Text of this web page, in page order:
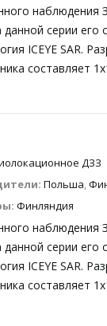
наблюдения
серии его
ICEYE SAR.
составляет
ДЗЗ
Польша,
Финляндия
наблюдения
серии его
ICEYE SAR.
составляет